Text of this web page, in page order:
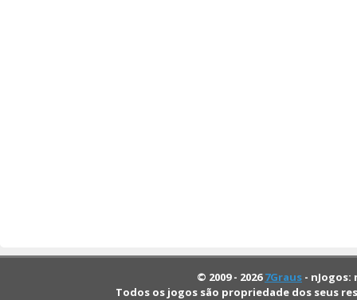
© 2009 - 20267Graus -
Todos os jogos são propriedade dos seus